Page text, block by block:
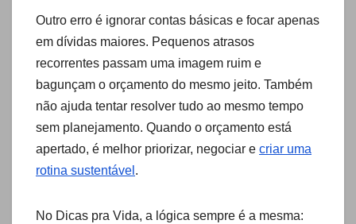
Outro erro é ignorar contas básicas e focar apenas
em dívidas maiores. Pequenos atrasos
recorrentes passam uma imagem ruim e
bagunçam o orçamento do mesmo jeito. Também
não ajuda tentar resolver tudo ao mesmo tempo
sem planejamento. Quando o orçamento está
apertado, é melhor priorizar, negociar e criar uma
rotina sustentável .
No Dicas pra Vida, a lógica sempre é a mesma: